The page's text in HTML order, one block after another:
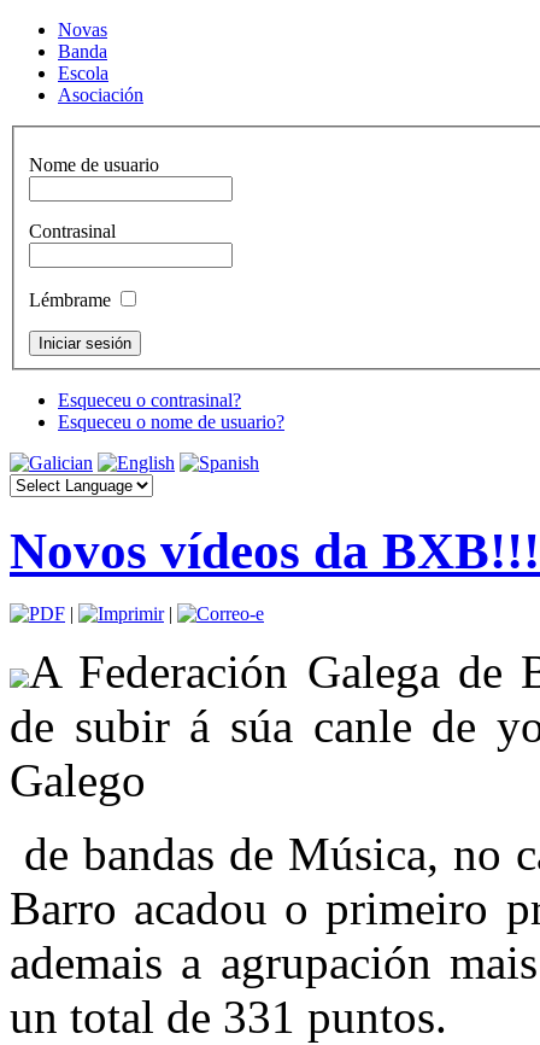
Novas
Banda
Escola
Asociación
Nome de usuario
Contrasinal
Lémbrame
Esqueceu o contrasinal?
Esqueceu o nome de usuario?
Novos vídeos da BXB!!!
| |
A Federación Galega de
de subir á súa canle de
Galego
de bandas de Música, no
Barro acadou o primeiro
ademais a agrupación
un total de 331 puntos.